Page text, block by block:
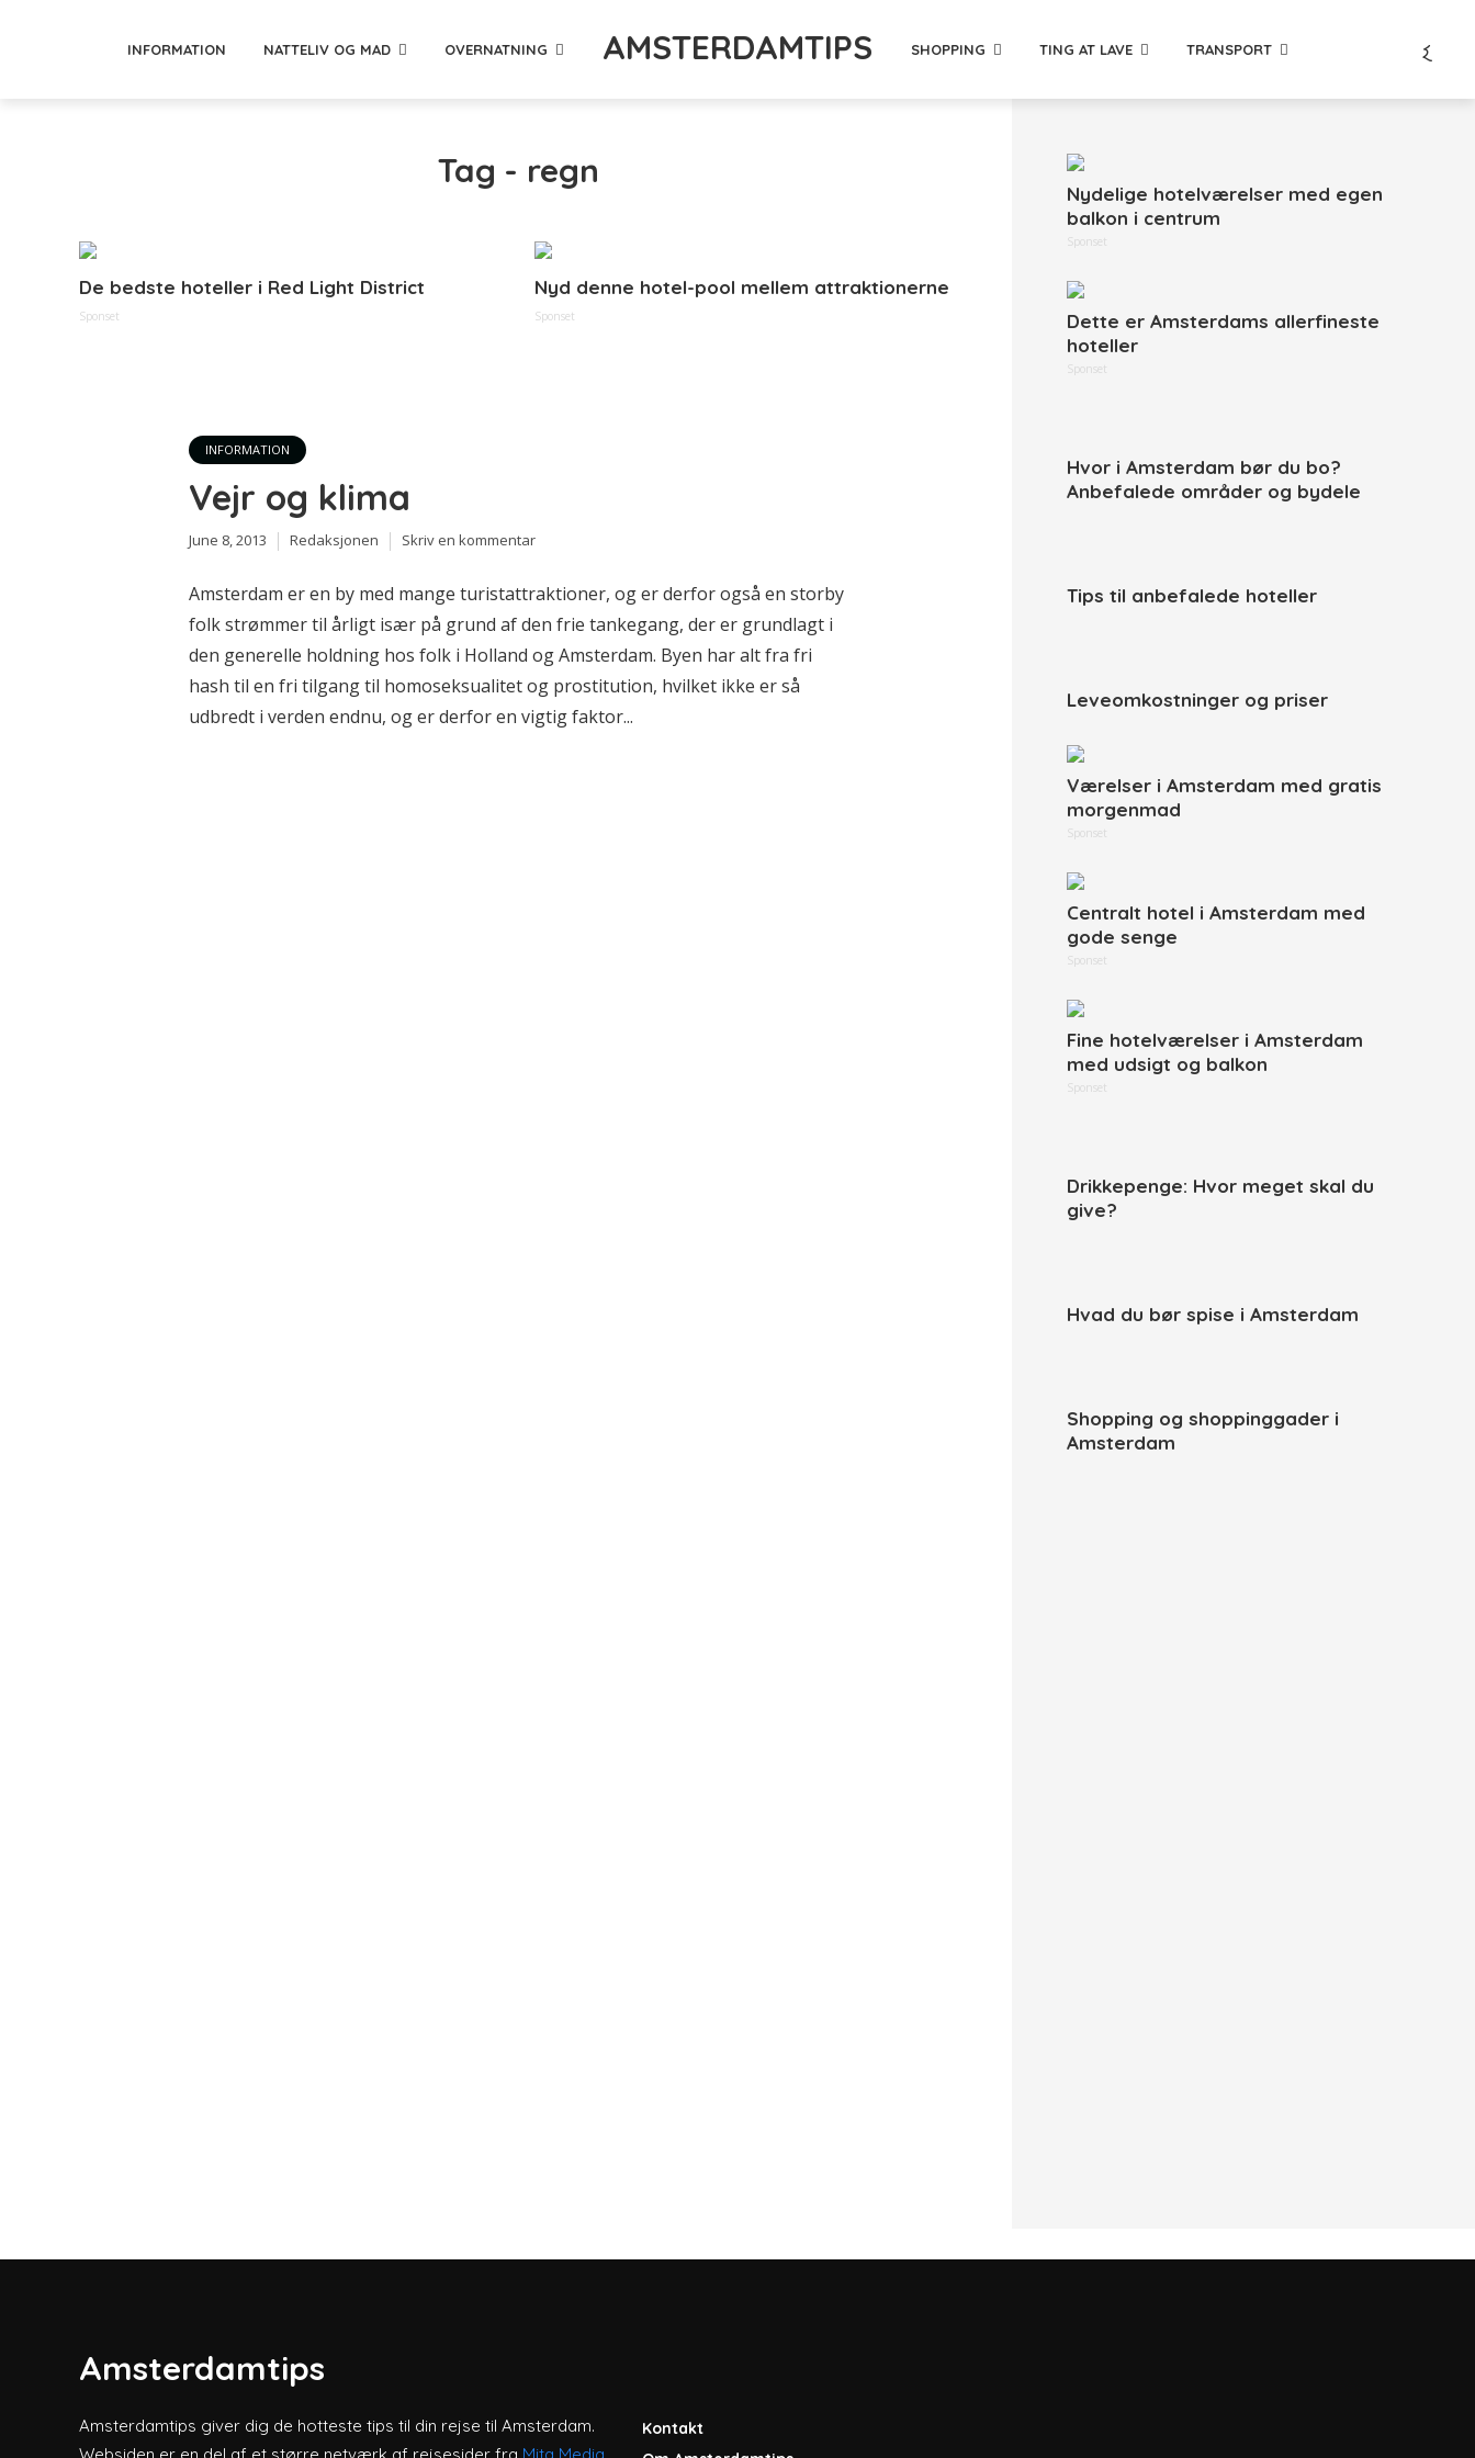
INFORMATION NATTELIV OG MAD OVERNATNING AMSTERDAMTIPS SHOPPING TING AT LAVE TRANSPORT
Tag - regn
De bedste hoteller i Red Light District
Sponset
Nyd denne hotel-pool mellem attraktionerne
Sponset
INFORMATION
Vejr og klima
June 8, 2013 Redaksjonen Skriv en kommentar
Amsterdam er en by med mange turistattraktioner, og er derfor også en storby
folk strømmer til årligt især på grund af den frie tankegang, der er grundlagt i
den generelle holdning hos folk i Holland og Amsterdam. Byen har alt fra fri
hash til en fri tilgang til homoseksualitet og prostitution, hvilket ikke er så
udbredt i verden endnu, og er derfor en vigtig faktor...
Nydelige hotelværelser med egen
balkon i centrum
Sponset
Dette er Amsterdams allerfineste
hoteller
Sponset
Hvor i Amsterdam bør du bo?
Anbefalede områder og bydele
Tips til anbefalede hoteller
Leveomkostninger og priser
Værelser i Amsterdam med gratis
morgenmad
Sponset
Centralt hotel i Amsterdam med
gode senge
Sponset
Fine hotelværelser i Amsterdam
med udsigt og balkon
Sponset
Drikkepenge: Hvor meget skal du
give?
Hvad du bør spise i Amsterdam
Shopping og shoppinggader i
Amsterdam
Amsterdamtips
Amsterdamtips giver dig de hotteste tips til din rejse til Amsterdam.
Kontakt